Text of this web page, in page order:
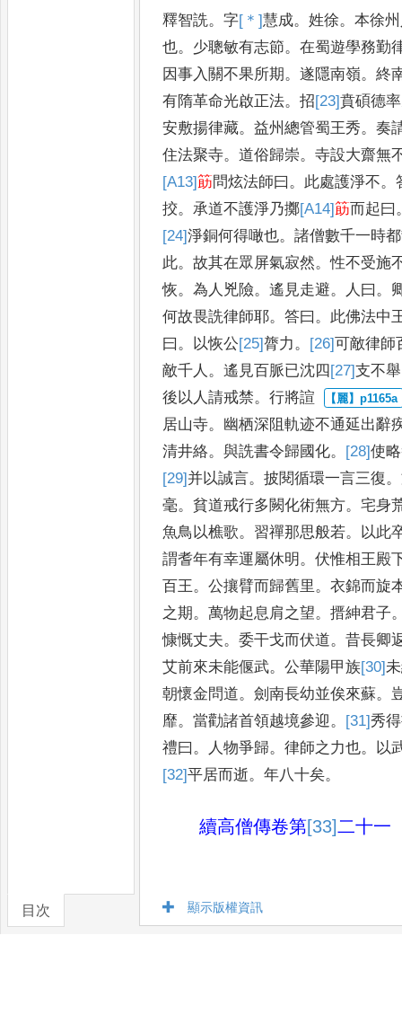
目次
釋智詵。字[＊]慧成。姓徐。本徐
也。 少聰敏有志節。在蜀遊學務勤
因事入關不果所期。遂隱南嶺。終
有隋革命光啟正法。招[23]賁碩德
安敷揚律藏。益州總管蜀王秀。奏
住法聚寺。道俗歸崇。寺設大齋無
[A13]筯問炫法師曰 。 此處護淨不。
挍。 承道不護淨乃擲[A14]筯而起曰
[24]淨銅何得噉也。諸僧數千一時
此。故其在眾屏氣寂然。性不受施
恢。為 人兇險。遙見走避。 人曰 。
何故畏詵律師耶。答曰 。 此佛法中
曰 。 以恢公[25]膂力 。 [26]可敵律師
敵千人 。遙見百脈已沈四[27]支不舉
後以人請戒禁。行將諠
居山寺。 幽栖深阻軌迹不通延出辭
清井絡。與詵書令歸國化。 [28]使
[29]并以誠言。披閱循環一言三復 。
毫。貧道戒行多闕化術無方。宅身
魚鳥以樵歌。 習禪那思般若。 以此
謂耆年有幸運屬休明 。伏惟相王殿
百王。公攘臂而歸舊里 。衣錦而旋
之期。萬物起息肩之望。搢紳君子
慷慨丈夫。委干戈而伏道。昔長卿
艾前來未能偃武。公華陽甲族[30]
朝懷金問道。劍南長幼並俟來蘇。
靡。當勸諸首領越境參迎 。 [31]秀
禮曰 。 人物爭歸。律師之力也。
以
[32]平居而逝。年八十矣。
續高僧傳卷第[33]二十一
顯示版權資訊